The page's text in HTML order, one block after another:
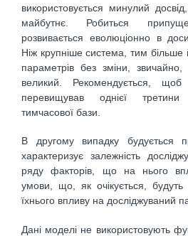
використовується минулий
майбутнє. Робиться
розвивається еволюціонно в
Ніж крупніше система, тим більше
параметрів без зміни,
великий. Рекомендується,
перевищував однієї третини
тимчасової бази.
В другому випадку будується
характеризує залежність
ряду факторів, що на нього
умови, що, як очікується,
їхнього впливу на досліджуваний
Дані моделі не використовують